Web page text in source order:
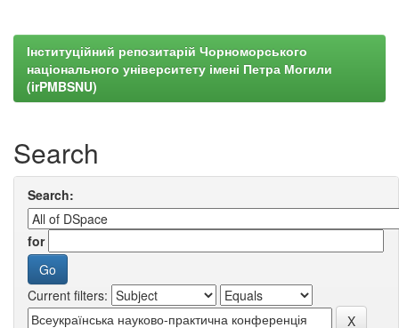
Інституційний репозитарій Чорноморського
національного університету імені Петра Могили
(irPMBSNU)
Search
Search:
for
Current filters: